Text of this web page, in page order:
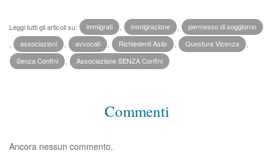
Leggi tutti gli articoli su: immigrati immigrazione
permesso di soggiorno
associazioni avvocati Richiedenti Asilo Questura Vicenza
Senza Confini
Associazione SENZA Confini
Commenti
Ancora nessun commento.